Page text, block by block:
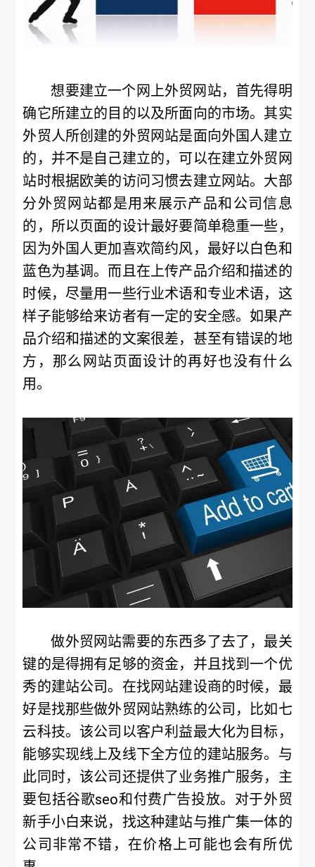
想要建立一个网上外贸网站，首先得明
确它所建立的目的以及所面向的市场。其实
外贸人所创建的外贸网站是面向外国人建立
的，并不是自己建立的，可以在建立外贸网
站时根据欧美的访问习惯去建立网站。大部
分外贸网站都是用来展示产品和公司信息
的，所以页面的设计最好要简单稳重一些，
因为外国人更加喜欢简约风，最好以白色和
蓝色为基调。而且在上传产品介绍和描述的
时候，尽量用一些行业术语和专业术语，这
样子能够给来访者有一定的安全感。如果产
品介绍和描述的文案很差，甚至有错误的地
方，那么网站页面设计的再好也没有什么
用。
做外贸网站需要的东西多了去了，最关
键的是得拥有足够的资金，并且找到一个优
秀的建站公司。在找网站建设商的时候，最
好是找那些做外贸网站熟练的公司，比如七
云科技。该公司以客户利益最大化为目标，
能够实现线上及线下全方位的建站服务。与
此同时，该公司还提供了业务推广服务，主
要包括谷歌seo和付费广告投放。对于外贸
新手小白来说，找这种建站与推广集一体的
公司非常不错，在价格上可能也会有所优